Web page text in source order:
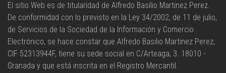
El sitio Web es de titularidad de Alfredo Basilio Martinez Perez.
De conformidad con lo previsto en la Ley 34/2002, de 11 de julio,
de Servicios de la Sociedad de la Información y Comercio
Electrónico, se hace constar que Alfredo Basilio Martinez Perez,
CIF 52313944F, tiene su sede social en C/Arteaga, 3. 18010 -
Granada y que está inscrita en el Registro Mercantil.